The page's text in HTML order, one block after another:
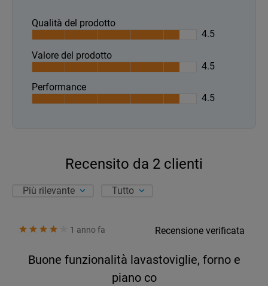
Qualità del prodotto
4.5
Valore del prodotto
4.5
Performance
4.5
Recensito da 2 clienti
Più rilevante Tutto
1 anno fa Recensione verificata
Buone funzionalità lavastoviglie, forno e
piano co